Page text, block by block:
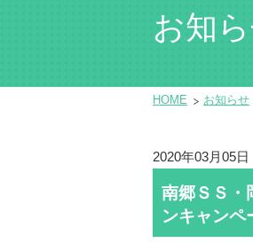
お知
HOME お知らせ
2020年03月05日
南郷ＳＳ・
ンキャンペ